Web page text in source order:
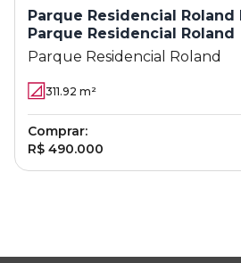
Parque Residencial Roland I -
Parque Residencial Roland
Parque Residencial Roland
311.92 m²
Comprar:
R$ 490.000